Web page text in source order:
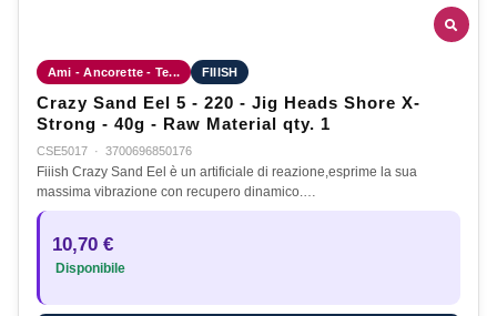
Ami - Ancorette - Te... FIIISH
Crazy Sand Eel 5 - 220 - Jig Heads Shore X-
Strong - 40g - Raw Material qty. 1
CSE5017 · 3700696850176
Fiiish Crazy Sand Eel è un artificiale di reazione,esprime la sua
massima vibrazione con recupero dinamico.…
10,70 €
Disponibile